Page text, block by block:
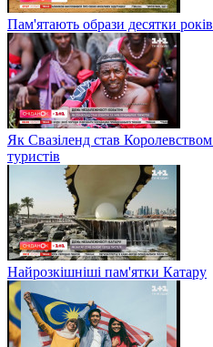
Пам'ятають образи десятки
Як Свазіленд став
туристів
Найрозкішніші пам'ятки Катару